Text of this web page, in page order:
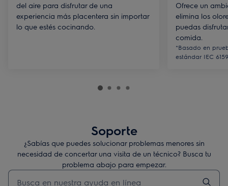
del aire para disfrutar de una
experiencia más placentera sin importar
lo que estés cocinando.
Ofrece un
elimina los
puedas
comida.
*Basado en
estándar IEC
Soporte
¿Sabías que puedes solucionar problemas menores sin
necesidad de concertar una visita de un técnico? Busca tu
problema abajo para empezar.
Escribe para buscar un artículo de soporte